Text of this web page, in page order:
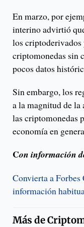
En marzo, por
interino advirtió
los criptoderivados
criptomonedas sin
pocos datos
Sin embargo, los
a la magnitud de la
las criptomonedas
economía en
Con información
Convierta a
información
Más de